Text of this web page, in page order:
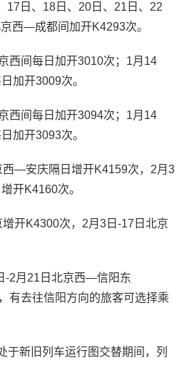
17日、18日、20日、21日、22
西—成都间加开K4293次。
间每日加开3010次；1月14
加开3009次。
间每日加开3094次；1月14
加开3093次。
—安庆隔日增开K4159次，2月3
开K4160次。
开K4300次，2月3日-17日北京
-2月21日北京西—信阳东
有去往信阳方向的旅客可选择乘
新旧列车运行图交替期间，列